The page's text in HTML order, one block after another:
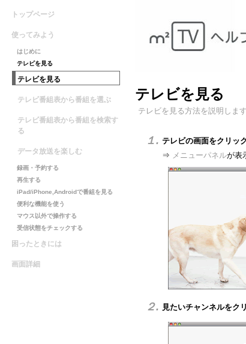
トップページ
使ってみよう
はじめに
テレビを見る
テレビを見る
テレビ番組表から番組を選ぶ
テレビ番組表から番組を検索す
る
データ放送を楽しむ
録画・予約する
再生する
iPad/iPhone,Androidで番組を見る
便利な機能を使う
マウス以外で操作する
受信状態をチェックする
困ったときには
画面詳細
テレビを見る
テレビを見る方法を説明します
１. テレビの画面をクリッ
⇒ メニューパネルが表
２. 見たいチャンネルをク